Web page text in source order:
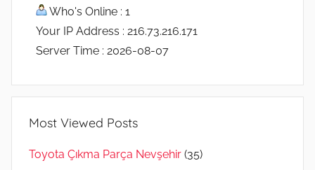
Who's Online : 1
Your IP Address : 216.73.216.171
Server Time : 2026-08-07
Most Viewed Posts
Toyota Çıkma Parça Nevşehir (35)